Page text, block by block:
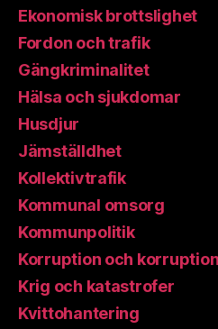
Ekonomisk brottslighet
Fordon och trafik
Gängkriminalitet
Hälsa och sjukdomar
Husdjur
Jämställdhet
Kollektivtrafik
Kommunal omsorg
Kommunpolitik
Korruption och
Krig och katastrofer
Kvittohantering